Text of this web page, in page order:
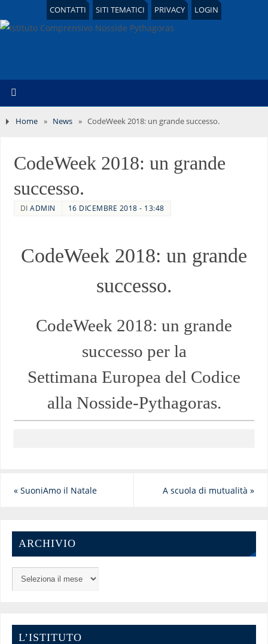
CONTATTI SITI TEMATICI PRIVACY LOGIN
Home » News » CodeWeek 2018: un grande successo.
CodeWeek 2018: un grande
successo.
DIADMIN 16 DICEMBRE 2018 - 13:48
CodeWeek 2018: un grande
successo.
CodeWeek 2018: un grande
successo per la
Settimana Europea del Codice
alla Nosside-Pythagoras.
«SuoniAmo il Natale A scuola di mutualità»
ARCHIVIO
L’ISTITUTO